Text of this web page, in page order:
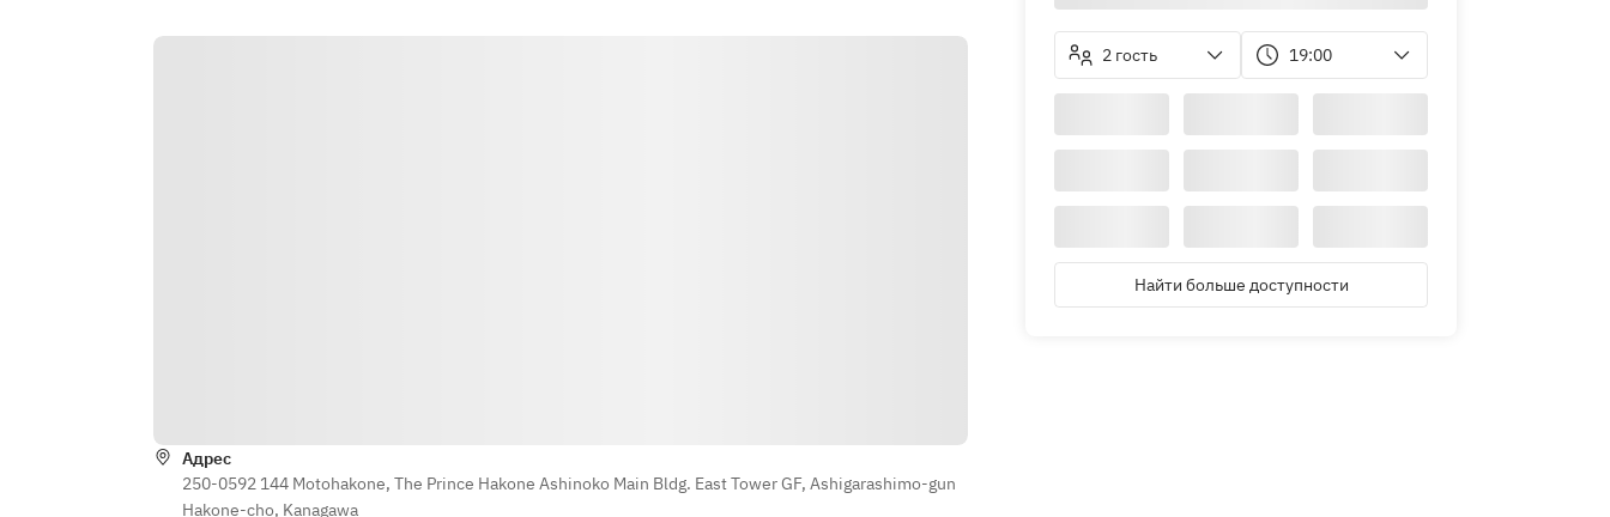
Адрес
250-0592 144 Motohakone, The Prince Hakone Ashinoko Main Bldg. East Tower GF, Ashigarashimo-gun
Hakone-cho, Kanagawa
2 гость 19:00
Найти больше доступности